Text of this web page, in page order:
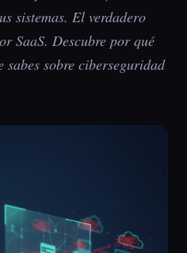
sistemas. El verdadero
SaaS. Descubre por qué
sobre ciberseguridad